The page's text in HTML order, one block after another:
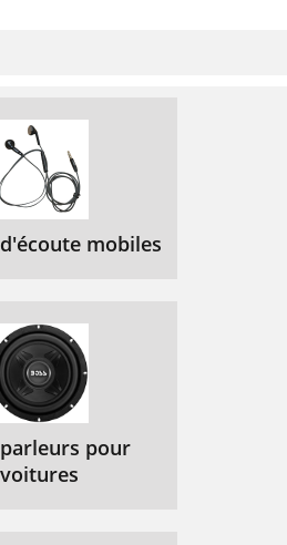
mobiles
pour
voitures